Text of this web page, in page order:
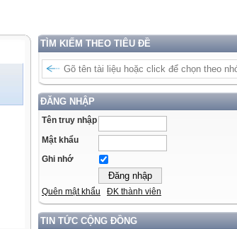
TÌM KIẾM THEO TIÊU ĐỀ
ĐĂNG NHẬP
Tên truy nhập
Mật khẩu
Ghi nhớ
Quên mật khẩu ĐK thành viên
TIN TỨC CỘNG ĐỒNG